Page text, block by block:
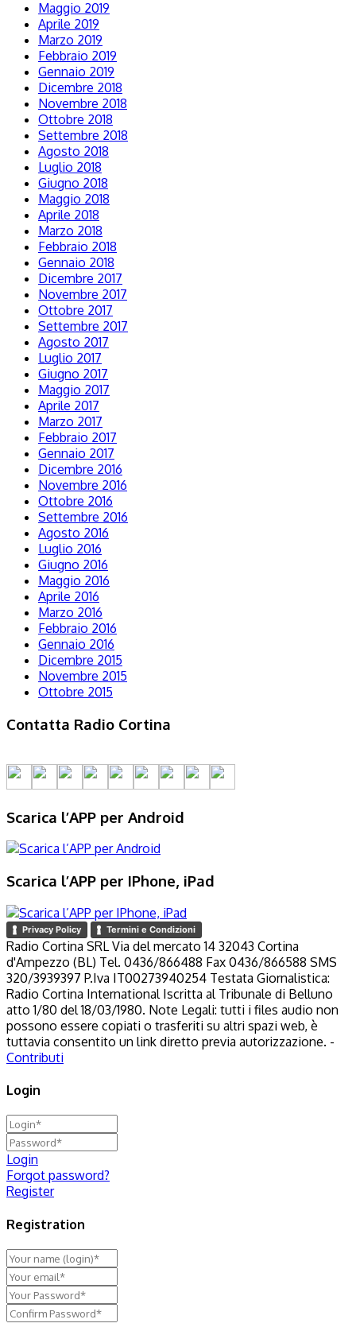
Maggio 2019
Aprile 2019
Marzo 2019
Febbraio 2019
Gennaio 2019
Dicembre 2018
Novembre 2018
Ottobre 2018
Settembre 2018
Agosto 2018
Luglio 2018
Giugno 2018
Maggio 2018
Aprile 2018
Marzo 2018
Febbraio 2018
Gennaio 2018
Dicembre 2017
Novembre 2017
Ottobre 2017
Settembre 2017
Agosto 2017
Luglio 2017
Giugno 2017
Maggio 2017
Aprile 2017
Marzo 2017
Febbraio 2017
Gennaio 2017
Dicembre 2016
Novembre 2016
Ottobre 2016
Settembre 2016
Agosto 2016
Luglio 2016
Giugno 2016
Maggio 2016
Aprile 2016
Marzo 2016
Febbraio 2016
Gennaio 2016
Dicembre 2015
Novembre 2015
Ottobre 2015
Contatta Radio Cortina
Scarica l’APP per Android
Scarica l’APP per IPhone, iPad
Privacy Policy Termini e Condizioni
Radio Cortina SRL Via del mercato 14 32043 Cortina
d'Ampezzo (BL) Tel. 0436/866488 Fax 0436/866588 SMS
320/3939397 P.Iva IT00273940254 Testata Giornalistica:
Radio Cortina International Iscritta al Tribunale di Belluno
atto 1/80 del 18/03/1980. Note Legali: tutti i files audio non
possono essere copiati o trasferiti su altri spazi web, è
tuttavia consentito un link diretto previa autorizzazione. -
Contributi
Login
Login
Forgot password?
Register
Registration